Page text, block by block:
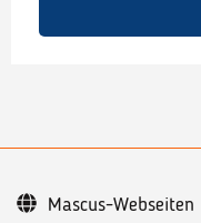
Mascus-Webseiten